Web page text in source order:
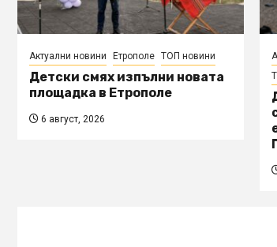
Актуални новини Етрополе ТОП новини
Детски смях изпълни новата
площадка в Етрополе
6 август, 2026